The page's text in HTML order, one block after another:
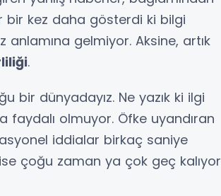
bir kez daha gösterdi ki bilgi
anlamına gelmiyor. Aksine, artık
.
bir dünyadayız. Ne yazık ki ilgi
olmuyor. Öfke uyandıran
iddialar birkaç saniye
çoğu zaman ya çok geç kalıyor